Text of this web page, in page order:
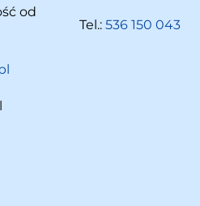
od
Tel.: 536 150 043